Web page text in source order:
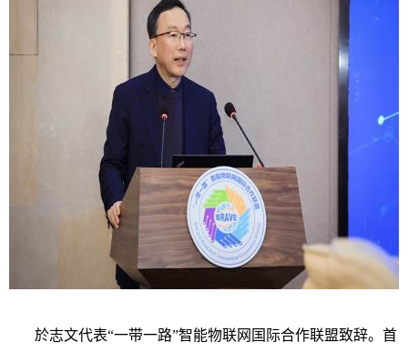
於志文代表“一带一路”智能物联网国际合作联盟致辞。首